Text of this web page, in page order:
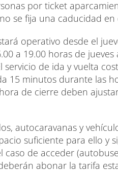
por ticket
se fija una caducidad en
operativo desde el
a 19.00 horas de
servicio de ida y vuelta
15 minutos durante las
de cierre deben
autocaravanas y
suficiente para ello y
caso de acceder
abonar la tarifa